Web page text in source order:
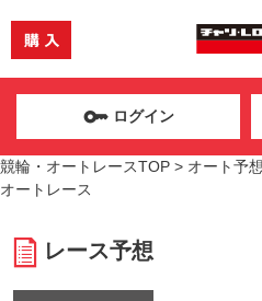
ログイン
競輪・オートレースTOP > オート予
オートレース
レース予想